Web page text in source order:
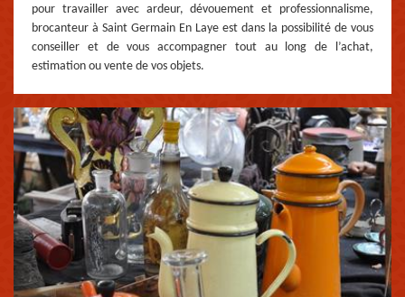
pour travailler avec ardeur, dévouement et professionnalisme,
brocanteur à Saint Germain En Laye est dans la possibilité de vous
conseiller et de vous accompagner tout au long de l’achat,
estimation ou vente de vos objets.